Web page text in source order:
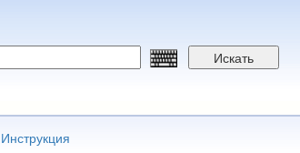
Искать
Инструкция